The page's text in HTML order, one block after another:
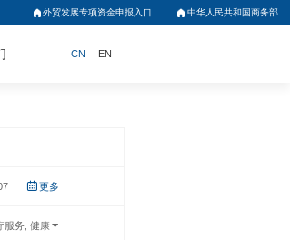
外贸发展专项资金申报入口 中华人民共和国商务部
CN EN
更多
服务, 健康